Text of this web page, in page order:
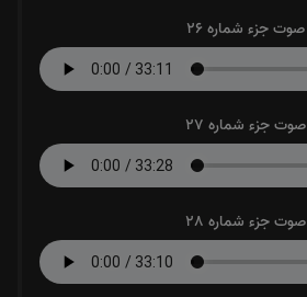
صوت جزء شماره 26
صوت جزء شماره 27
صوت جزء شماره 28